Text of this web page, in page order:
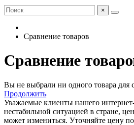
×
Сравнение товаров
Сравнение
Вы не выбрали ни одного товара для
Продолжить
Уважаемые клиенты нашего
нестабильной ситуацией в стране,
может измениться. Уточняйте цену